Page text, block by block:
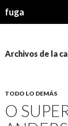
fuga
Archivos de la
TODO LO DEMÁS
O